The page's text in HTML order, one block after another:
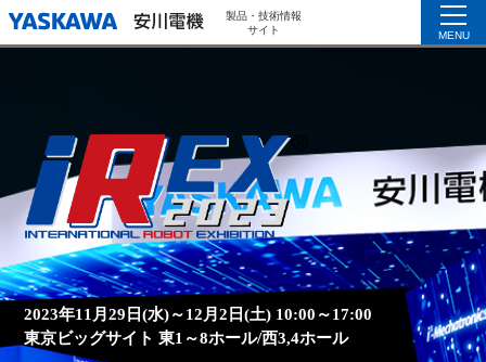
製品・技術情報
サイト
MENU
2023年11月29日(水)～12月2日(土) 10:00～17:00
東京ビッグサイト 東1～8ホール/西3,4ホール